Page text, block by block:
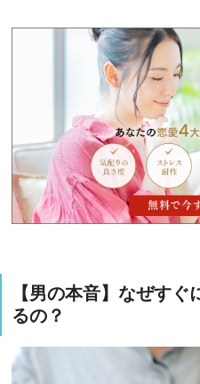
【男の本音】なぜす
るの？